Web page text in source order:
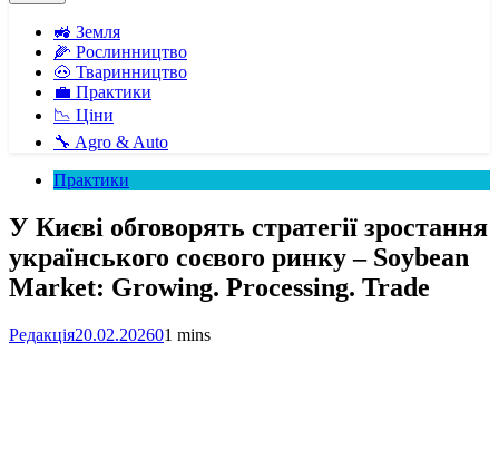
🚜 Земля
🌽 Рослинництво
🐽 Тваринництво
💼 Практики
📉 Ціни
🔧 Agro & Auto
Практики
У Києві обговорять стратегії зростання
українського соєвого ринку – Soybean
Market: Growing. Processing. Trade
Редакція20.02.202601 mins